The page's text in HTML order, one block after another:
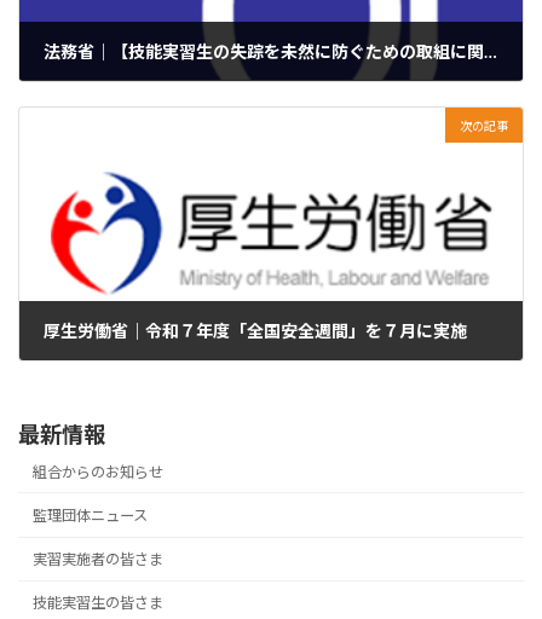
法務省｜【技能実習生の失踪を未然に防ぐための取組に関する質疑】法務大臣閣議後記者会見の概要
次の記事
厚生労働省｜令和７年度「全国安全週間」を７月に実施
最新情報
組合からのお知らせ
監理団体ニュース
実習実施者の皆さま
技能実習生の皆さま